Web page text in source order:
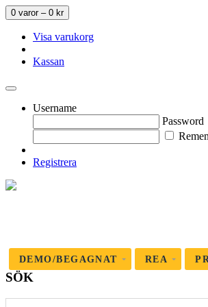
0 varor – 0 kr
Visa varukorg
Kassan
Username
Password
Registrera
DEMO/BEGAGNAT REA
SÖK